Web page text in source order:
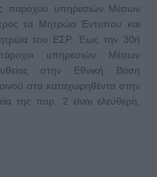
παρόχου υπηρεσιών Μέσων
τα Μητρώα Έντυπου και
του ΕΣΡ. Έως την 30ή
υπηρεσιών Μέσων
στην Εθνική Βάση
στα καταχωρηθέντα στην
της παρ. 2 είναι ελεύθερη,